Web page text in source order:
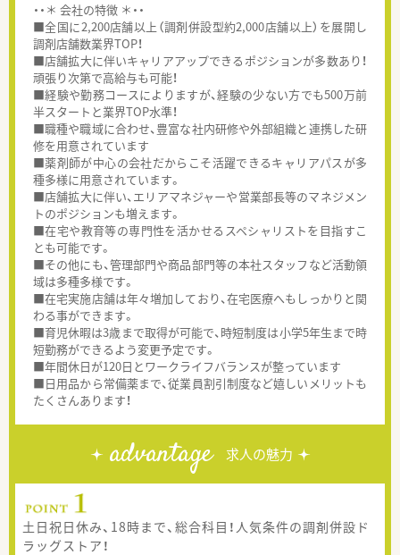
・・＊ 会社の特徴 ＊・・
■全国に2,200店舗以上（調剤併設型約2,000店舗以上）を展開し
調剤店舗数業界TOP！
■店舗拡大に伴いキャリアアップできるポジションが多数あり！
頑張り次第で高給与も可能！
■経験や勤務コースによりますが、経験の少ない方でも500万前
半スタートと業界TOP水準！
■職種や職域に合わせ、豊富な社内研修や外部組織と連携した研
修を用意されています
■薬剤師が中心の会社だからこそ活躍できるキャリアパスが多
種多様に用意されています。
■店舗拡大に伴い、エリアマネジャーや営業部長等のマネジメン
トのポジションも増えます。
■在宅や教育等の専門性を活かせるスペシャリストを目指すこ
とも可能です。
■その他にも、管理部門や商品部門等の本社スタッフなど活動領
域は多種多様です。
■在宅実施店舗は年々増加しており、在宅医療へもしっかりと関
わる事ができます。
■育児休暇は3歳まで取得が可能で、時短制度は小学5年生まで時
短勤務ができるよう変更予定です。
■年間休日が120日とワークライフバランスが整っています
■日用品から常備薬まで、従業員割引制度など嬉しいメリットも
たくさんあります！
advantage 求人の魅力
土日祝日休み、18時まで、総合科目！人気条件の調剤併設ド
ラッグストア！